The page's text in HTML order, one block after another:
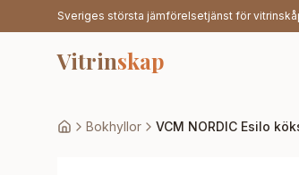
Sveriges största jämförelsetjänst för
Vitrinskap
Bokhyllor VCM NORDIC Esilo